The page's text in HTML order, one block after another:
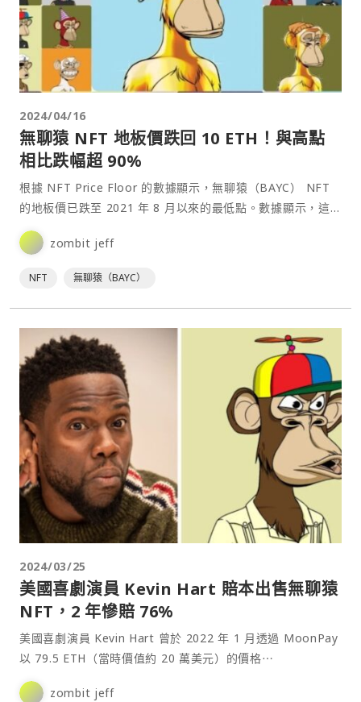
2024/04/16
無聊猿 NFT 地板價跌回 10 ETH！與高點
相比跌幅超 90%
根據 NFT Price Floor 的數據顯示，無聊猿（BAYC） NFT
的地板價已跌至 2021 年 8 月以來的最低點。數據顯示，這
個曾經最受歡迎的 NFT 地板價昨天一度跌至 10.036
ETH（撰寫本文時已回升至 11 ETH 上方），與 128 ETH⋯
zombit jeff
NFT 無聊猿（BAYC）
2024/03/25
美國喜劇演員 Kevin Hart 賠本出售無聊猿
NFT，2 年慘賠 76%
美國喜劇演員 Kevin Hart 曾於 2022 年 1 月透過 MoonPay
以 79.5 ETH（當時價值約 20 萬美元）的價格⋯
zombit jeff